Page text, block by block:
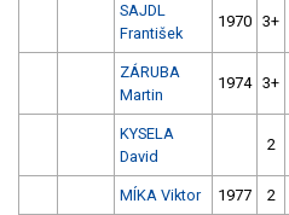
SAJDL
František
1970 3+
ZÁRUBA
Martin
1974 3+
KYSELA
David
2
MÍKA Viktor 1977 2